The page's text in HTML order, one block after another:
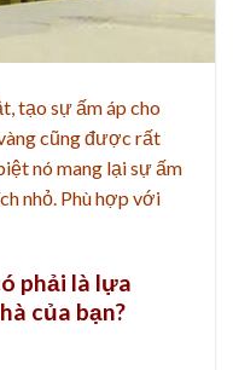
tạo sự ấm áp cho
cũng được rất
nó mang lại sự ấm
nhỏ. Phù hợp với
phải là lựa
của bạn?